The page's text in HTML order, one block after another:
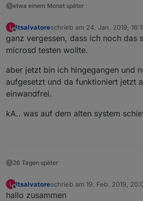
etwa einem Monat später
L ltsalvatoreschrieb am 24. Jan. 2019,
zuletzt editiert von
ganz vergessen, dass ich noch das
microsd testen wollte.
aber jetzt bin ich hingegangen und
aufgesetzt und da funktioniert jetzt
einwandfrei.
kA.. was auf dem alten system
26 Tagen später
L
Offline
ltsalvatoreschrieb am 19. Feb. 2019,
zuletzt editiert von
hallo zusammen